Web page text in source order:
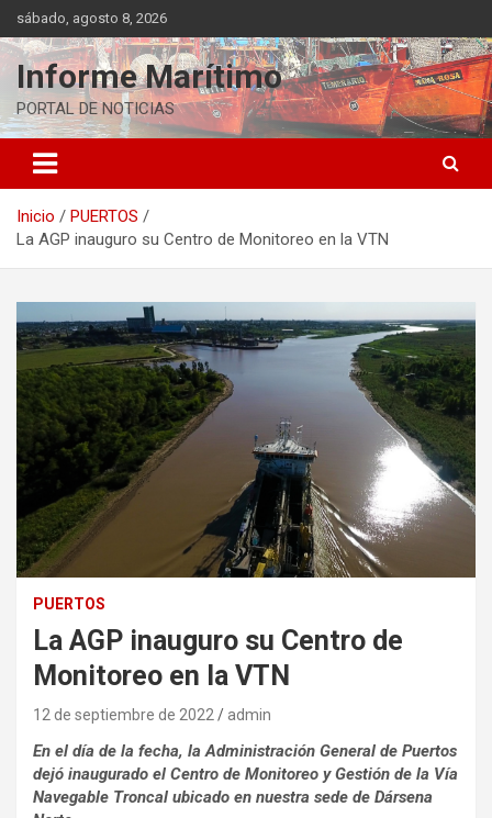
Saltar
al
contenido
sábado, agosto 8, 2026
Informe Marítimo
PORTAL DE NOTICIAS
Inicio
PUERTOS
La AGP inauguro su Centro de Monitoreo en la VTN
PUERTOS
La AGP inauguro su Centro de
Monitoreo en la VTN
12 de septiembre de 2022 admin
En el día de la fecha, la Administración General de Puertos
dejó inaugurado el Centro de Monitoreo y Gestión de la Vía
Navegable Troncal ubicado en nuestra sede de Dársena